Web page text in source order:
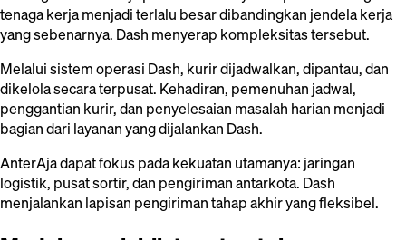
tenaga kerja menjadi terlalu besar dibandingkan jendela kerja
yang sebenarnya. Dash menyerap kompleksitas tersebut.
Melalui sistem operasi Dash, kurir dijadwalkan, dipantau, dan
dikelola secara terpusat. Kehadiran, pemenuhan jadwal,
penggantian kurir, dan penyelesaian masalah harian menjadi
bagian dari layanan yang dijalankan Dash.
AnterAja dapat fokus pada kekuatan utamanya: jaringan
logistik, pusat sortir, dan pengiriman antarkota. Dash
menjalankan lapisan pengiriman tahap akhir yang fleksibel.